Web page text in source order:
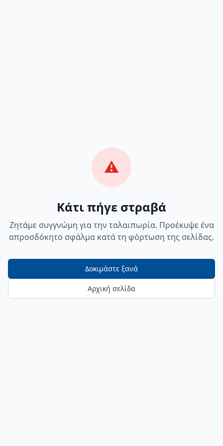
⚠️
Κάτι πήγε στραβά
Ζητάμε συγγνώμη για την ταλαιπωρία. Προέκυψε ένα
απροσδόκητο σφάλμα κατά τη φόρτωση της σελίδας.
Δοκιμάστε ξανά
Αρχική σελίδα